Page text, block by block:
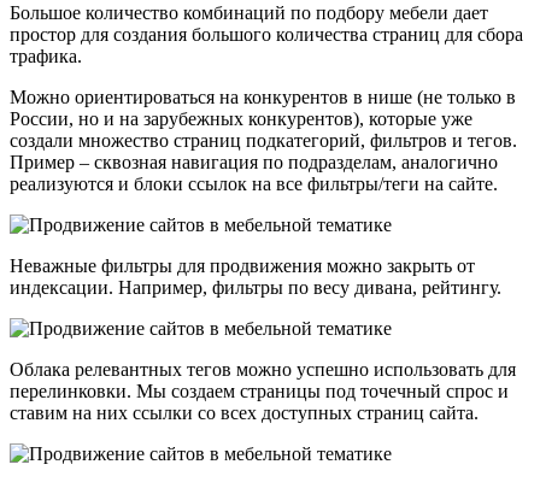
Большое количество комбинаций по подбору мебели дает
простор для создания большого количества страниц для сбора
трафика.
Можно ориентироваться на конкурентов в нише (не только в
России, но и на зарубежных конкурентов), которые уже
создали множество страниц подкатегорий, фильтров и тегов.
Пример – сквозная навигация по подразделам, аналогично
реализуются и блоки ссылок на все фильтры/теги на сайте.
Неважные фильтры для продвижения можно закрыть от
индексации. Например, фильтры по весу дивана, рейтингу.
Облака релевантных тегов можно успешно использовать для
перелинковки. Мы создаем страницы под точечный спрос и
ставим на них ссылки со всех доступных страниц сайта.